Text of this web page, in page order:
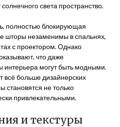
света пространство.
полностью блокирующая
шторы незаменимы в спальнях,
с проектором. Однако
что даже
могут быть модными.
всё больше дизайнерских
не только
привлекательными.
и текстуры